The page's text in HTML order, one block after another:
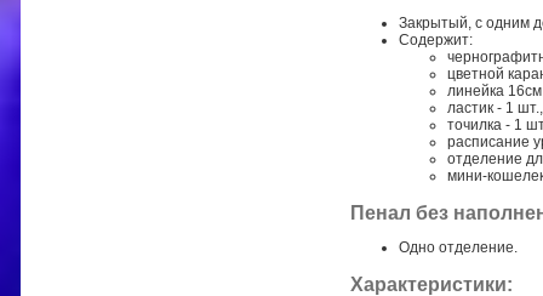
Закрытый, с одним
Содержит:
цветной
линейка
ластик - 1 шт.,
точилка - 1
расписание
отделение
мини-
Пенал без
Одно отделение.
Характеристики: